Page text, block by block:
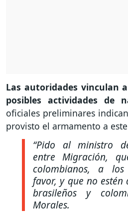
Las autoridades vinculan
posibles actividades de
oficiales preliminares
provisto el armamento a
“Pido al ministro
entre Migración,
colombianos, a
favor, y que no
brasileños y
Morales.